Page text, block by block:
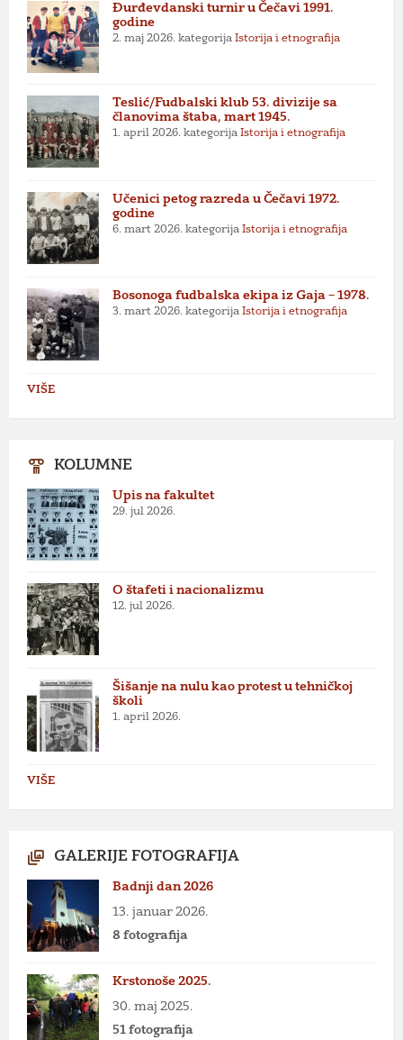
Đurđevdanski turnir u Čečavi 1991.
godine
2. maj 2026. kategorija Istorija i etnografija
Teslić/Fudbalski klub 53. divizije sa
članovima štaba, mart 1945.
1. april 2026. kategorija Istorija i etnografija
Učenici petog razreda u Čečavi 1972.
godine
6. mart 2026. kategorija Istorija i etnografija
Bosonoga fudbalska ekipa iz Gaja – 1978.
3. mart 2026. kategorija Istorija i etnografija
VIŠE
KOLUMNE
Upis na fakultet
29. jul 2026.
O štafeti i nacionalizmu
12. jul 2026.
Šišanje na nulu kao protest u tehničkoj
školi
1. april 2026.
VIŠE
GALERIJE FOTOGRAFIJA
Badnji dan 2026
13. januar 2026.
8 fotografija
Krstonoše 2025.
30. maj 2025.
51 fotografija